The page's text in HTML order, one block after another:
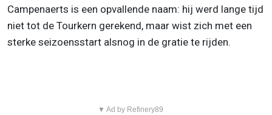
Campenaerts is een opvallende naam: hij werd lange tijd
niet tot de Tourkern gerekend, maar wist zich met een
sterke seizoensstart alsnog in de gratie te rijden.
▼ Ad by Refinery89